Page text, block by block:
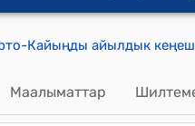
Маалыматтар